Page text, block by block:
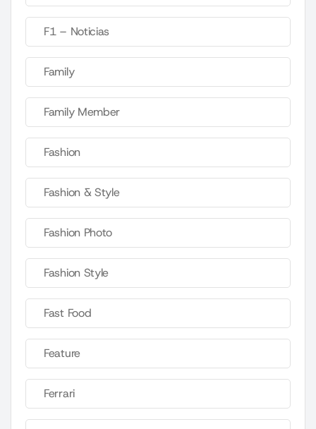
F1 – Noticias
Family
Family Member
Fashion
Fashion & Style
Fashion Photo
Fashion Style
Fast Food
Feature
Ferrari